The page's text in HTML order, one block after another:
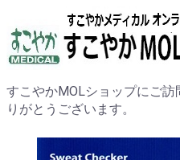
すこやかMOLショップにご訪
りがとうございます。